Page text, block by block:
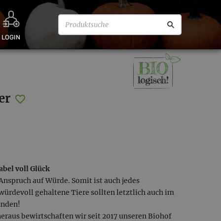
LOGIN
voll Glück
auf Würde. Somit ist auch jedes
gehaltene Tiere sollten letztlich auch im
bewirtschaften wir seit 2017 unseren Biohof